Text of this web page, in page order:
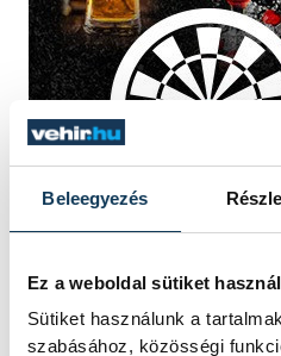
Beleegyezés
Ez a weboldal sütiket használ
Sütiket használunk a
szabásához, közösségi
KÉK FÉNY